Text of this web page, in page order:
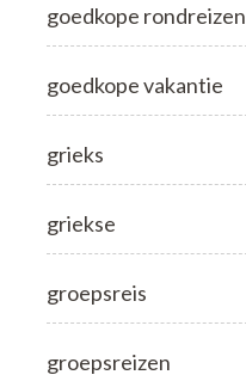
goedkope rondreizen
goedkope vakantie
grieks
griekse
groepsreis
groepsreizen